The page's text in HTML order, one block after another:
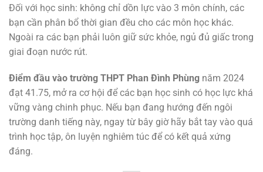
Đối với học sinh: không chỉ dồn lực vào 3 môn chính, các
bạn cần phân bổ thời gian đều cho các môn học khác.
Ngoài ra các bạn phải luôn giữ sức khỏe, ngủ đủ giấc trong
giai đoạn nước rút.
Điểm đầu vào trường THPT Phan Đình Phùng năm 2024
đạt 41.75, mở ra cơ hội để các bạn học sinh có học lực khá
vững vàng chinh phục. Nếu bạn đang hướng đến ngôi
trường danh tiếng này, ngay từ bây giờ hãy bắt tay vào quá
trình học tập, ôn luyện nghiêm túc để có kết quả xứng
đáng.